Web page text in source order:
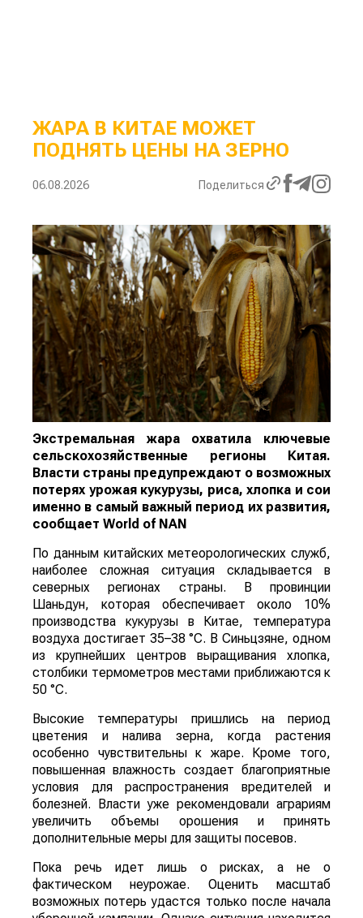
ЖАРА В КИТАЕ МОЖЕТ
ПОДНЯТЬ ЦЕНЫ НА ЗЕРНО
06.08.2026 Поделиться
Экстремальная жара охватила ключевые
сельскохозяйственные регионы Китая.
Власти страны предупреждают о возможных
потерях урожая кукурузы, риса, хлопка и сои
именно в самый важный период их развития,
сообщает World of NAN
По данным китайских метеорологических служб,
наиболее сложная ситуация складывается в
северных регионах страны. В провинции
Шаньдун, которая обеспечивает около 10%
производства кукурузы в Китае, температура
воздуха достигает 35–38 °C. В Синьцзяне, одном
из крупнейших центров выращивания хлопка,
столбики термометров местами приближаются к
50 °C.
Высокие температуры пришлись на период
цветения и налива зерна, когда растения
особенно чувствительны к жаре. Кроме того,
повышенная влажность создает благоприятные
условия для распространения вредителей и
болезней. Власти уже рекомендовали аграриям
увеличить объемы орошения и принять
дополнительные меры для защиты посевов.
Пока речь идет лишь о рисках, а не о
фактическом неурожае. Оценить масштаб
возможных потерь удастся только после начала